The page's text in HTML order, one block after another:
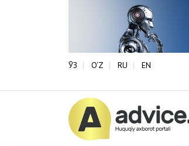
ЎЗ O‘Z RU EN